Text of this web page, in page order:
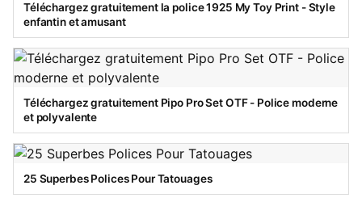
Téléchargez gratuitement la police 1925 My Toy Print - Style
enfantin et amusant
Téléchargez gratuitement Pipo Pro Set OTF - Police moderne
et polyvalente
25 Superbes Polices Pour Tatouages